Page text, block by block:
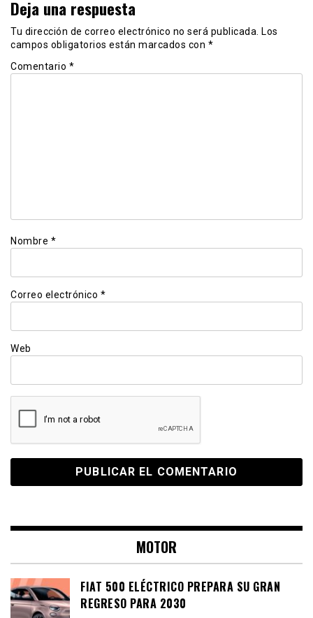
Deja una respuesta
Tu dirección de correo electrónico no será publicada. Los
campos obligatorios están marcados con *
Comentario *
Nombre *
Correo electrónico *
Web
MOTOR
FIAT 500 ELÉCTRICO PREPARA SU GRAN
REGRESO PARA 2030